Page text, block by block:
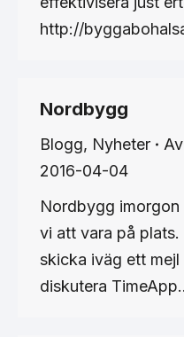
http://
Nordbygg
Blogg, Nyheter Av
2016-04-04
Nordbygg
vi att vara på plats.
skicka iväg ett mejl
diskutera